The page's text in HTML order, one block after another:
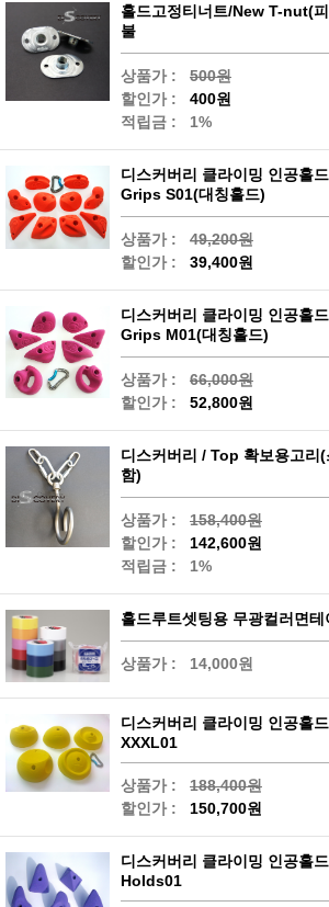
홀드고정티너트/New T-nut(
불
상품가 :
500원
할인가 :
400원
적립금 :
1%
디스커버리 클라이밍 인공홀
Grips S01(대칭홀드)
상품가 :
49,200원
할인가 :
39,400원
디스커버리 클라이밍 인공홀
Grips M01(대칭홀드)
상품가 :
66,000원
할인가 :
52,800원
디스커버리 / Top 확보용고리
함)
상품가 :
158,400원
할인가 :
142,600원
적립금 :
1%
홀드루트셋팅용 무광컬러면테
상품가 : 14,000원
디스커버리 클라이밍 인공홀
XXXL01
상품가 :
188,400원
할인가 :
150,700원
디스커버리 클라이밍 인공홀
Holds01